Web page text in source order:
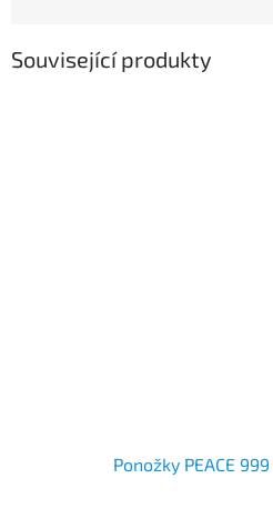
Související produkty
Ponožky PEACE